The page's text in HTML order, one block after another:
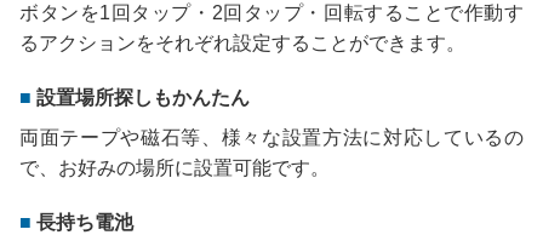
ボタンを1回タップ・2回タップ・回転することで作動す
るアクションをそれぞれ設定することができます。
設置場所探しもかんたん
両面テープや磁石等、様々な設置方法に対応しているの
で、お好みの場所に設置可能です。
長持ち電池